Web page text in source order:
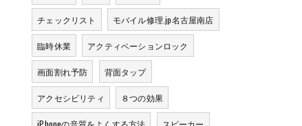
チェックリスト モバイル修理.jp名古屋南店
臨時休業 アクティベーションロック
画面割れ予防 背面タップ
アクセシビリティ ８つの効果
iPhoneの音質をよくする方法 スピーカー